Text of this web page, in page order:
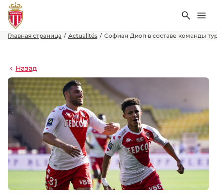
Поиск
Главная страница Actualités Софиан Диоп в составе команды
Назад